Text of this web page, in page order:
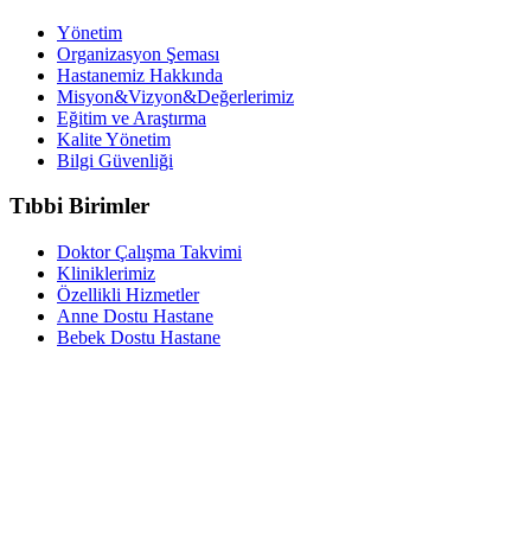
Yönetim
Organizasyon Şeması
Hastanemiz Hakkında
Misyon&Vizyon&Değerlerimiz
Eğitim ve Araştırma
Kalite Yönetim
Bilgi Güvenliği
Tıbbi Birimler
Doktor Çalışma Takvimi
Kliniklerimiz
Özellikli Hizmetler
Anne Dostu Hastane
Bebek Dostu Hastane